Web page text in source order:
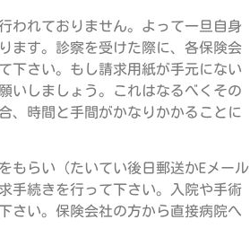
われておりません。よって一旦自身
ます。診察を受けた際に、各保険会
下さい。もし請求用紙が手元にない
いしましょう。これはなるべくその
、時間と手間がかなりかかることに
もらい（たいてい後日郵送かEメール
手続きを行って下さい。入院や手術
さい。保険会社の方から直接病院へ